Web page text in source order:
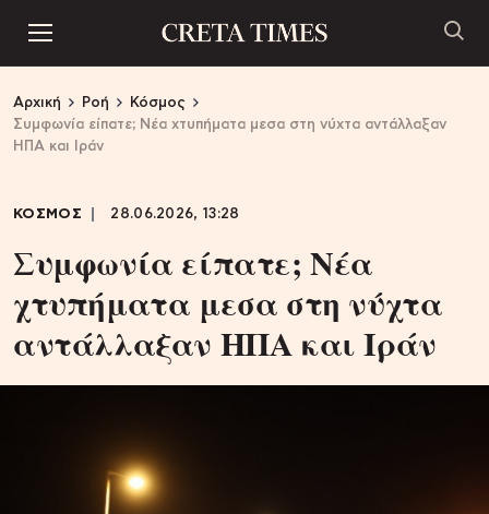
Αρχική Ροή
Κόσμος
Συμφωνία είπατε; Νέα χτυπήματα μεσα στη νύχτα αντάλλαξαν
ΗΠΑ και Ιράν
ΚΟΣΜΟΣ 28.06.2026, 13:28
Συμφωνία είπατε; Νέα
χτυπήματα μεσα στη νύχτα
αντάλλαξαν ΗΠΑ και Ιράν